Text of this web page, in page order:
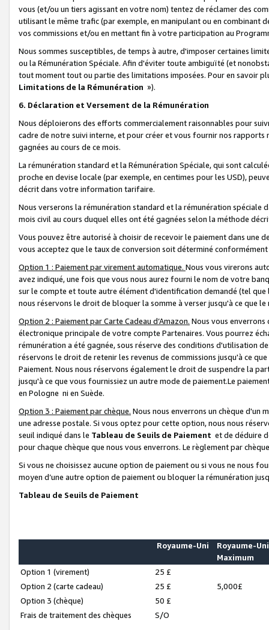
vous (et/ou un tiers agissant en votre nom) tentez de réclamer des
utilisant le même trafic (par exemple, en manipulant ou en combinant
vos commissions et/ou en mettant fin à votre participation au
Nous sommes susceptibles, de temps à autre, d'imposer certaines
ou la Rémunération Spéciale. Afin d'éviter toute ambiguïté (et
tout moment tout ou partie des limitations imposées. Pour en savoir
Limitations de la Rémunération »).
6. Déclaration et Versement de la Rémunération
Nous déploierons des efforts commercialement raisonnables pour
cadre de notre suivi interne, et pour créer et vous fournir nos
gagnées au cours de ce mois.
La rémunération standard et la Rémunération Spéciale, qui sont
proche en devise locale (par exemple, en centimes pour les USD),
décrit dans votre information tarifaire.
Nous verserons la rémunération standard et la rémunération spéciale
mois civil au cours duquel elles ont été gagnées selon la méthode
Vous pouvez être autorisé à choisir de recevoir le paiement dans une
vous acceptez que le taux de conversion soit déterminé
Option 1 : Paiement par virement automatique. Nous vous virerons
avez indiqué, une fois que vous nous aurez fourni le nom de votre
sur le compte et toute autre élément d'identification demandé (tel que
nous réservons le droit de bloquer la somme à verser jusqu'à ce que
Option 2 : Paiement par Carte Cadeau d’Amazon. Nous vous
électronique principale de votre compte Partenaires. Vous pourrez
rémunération a été gagnée, sous réserve des conditions d'utilisation
réservons le droit de retenir les revenus de commissions jusqu'à ce
Paiement. Nous nous réservons également le droit de suspendre la
jusqu'à ce que vous fournissiez un autre mode de paiement.Le
en Pologne ni en Suède.
Option 3 : Paiement par chèque. Nous nous enverrons un chèque d'un
une adresse postale. Si vous optez pour cette option, nous nous
seuil indiqué dans le Tableau de Seuils de Paiement et de déduire
pour chaque chèque que nous vous enverrons. Le règlement par
Si vous ne choisissez aucune option de paiement ou si vous ne nous
moyen d’une autre option de paiement ou bloquer la rémunération
Tableau de Seuils de Paiement
Royaume-Uni
Royaume-Uni
Maximum
Option 1 (virement)
25 £
Option 2 (carte cadeau)
25 £
5,000£
Option 3 (chèque)
50 £
Frais de traitement des chèques
S/O